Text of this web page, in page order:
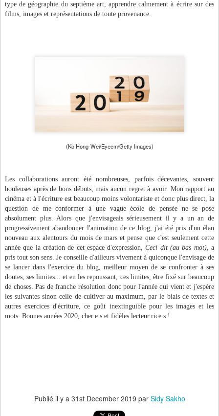
type de géographie du septième art, apprendre calmement à écrire sur des
films, images et représentations de toute provenance.
(Ko Hong-Wei/Eyeem/Getty Images)
Les collaborations auront été nombreuses, parfois décevantes, souvent
houleuses après de bons débuts, mais aucun regret à avoir. Mon rapport au
cinéma et à l'écriture est beaucoup moins volontariste et donc plus direct, la
question de me conformer à une vague école de pensée ne se pose
absolument plus. Alors que j'envisageais sérieusement il y a un an de
progressivement abandonner l'animation de ce blog, j'ai été pris d'un élan
nouveau aux alentours du mois de mars et pense que c'est seulement cette
année que la création de cet espace d'expression,Ceci dit (au bas mot), a
pris tout son sens. Je conseille d'ailleurs vivement à quiconque l'envisage de
se lancer dans l'exercice du blog, meilleur moyen de se confronter à ses
doutes, ses limites... et en les repoussant, ces limites, être fixé sur beaucoup
de choses. Pas de franche résolution donc pour l'année qui vient et j'espère
les suivantes sinon celle de cultiver au maximum, par le biais de textes et
autres exercices d'écriture, ce goût inextinguible pour les images et les
mots. Bonnes années 2020, cher.e.s et fidèles lecteur.rice.s !
Publié il y a 31st December 2019 par Sidy Sakho